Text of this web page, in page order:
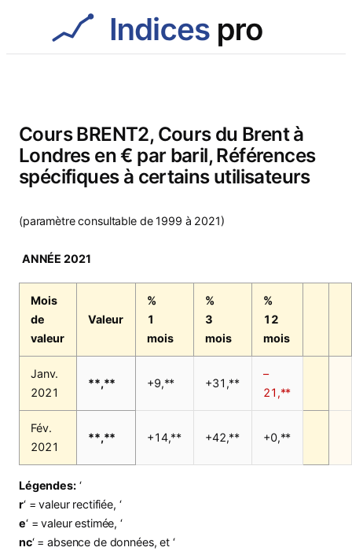
Cours BRENT2, Cours du Brent à
Londres en € par baril, Références
spécifiques à certains utilisateurs
(paramètre consultable de 1999 à 2021)
ANNÉE 2021
Mois
de
valeur
Valeur
%
1
mois
%
3
mois
%
12
mois
Janv.
2021
**,** +9,** +31,**
–
21,**
Fév.
2021
**,** +14,** +42,** +0,**
Légendes:‘
r‘ = valeur rectifiée, ‘
e‘ = valeur estimée, ‘
nc‘ = absence de données, et ‘